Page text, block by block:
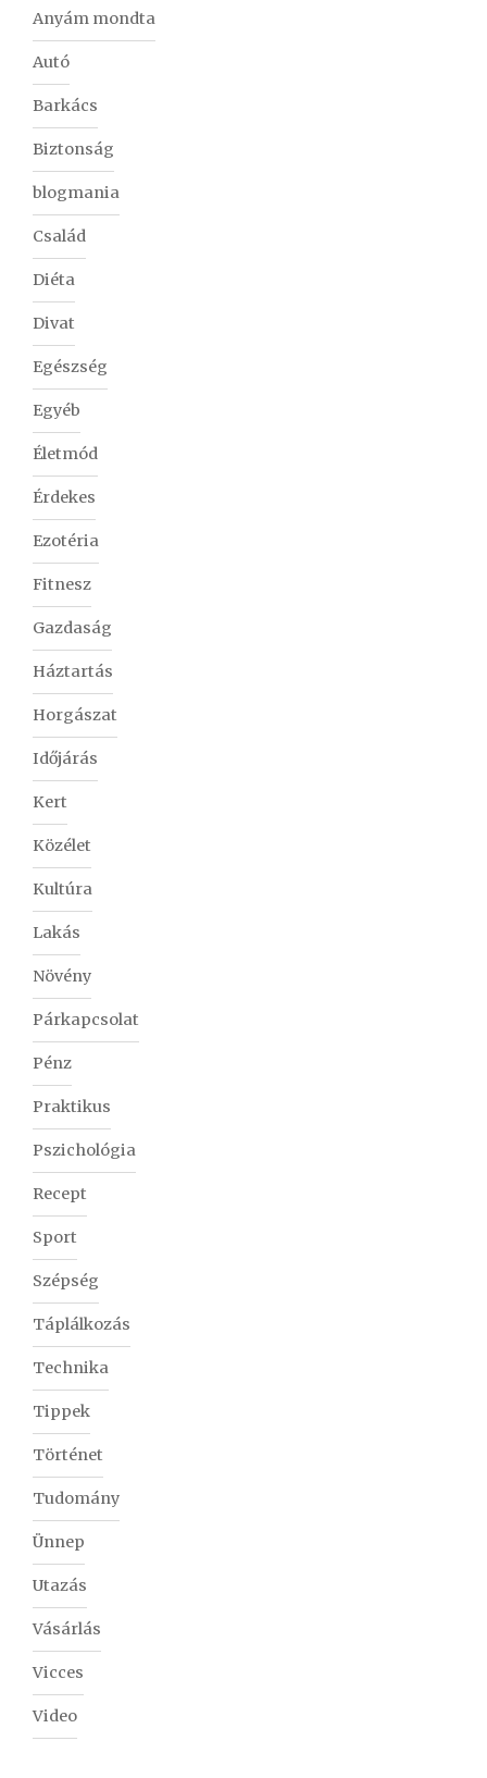
Anyám mondta
Autó
Barkács
Biztonság
blogmania
Család
Diéta
Divat
Egészség
Egyéb
Életmód
Érdekes
Ezotéria
Fitnesz
Gazdaság
Háztartás
Horgászat
Időjárás
Kert
Közélet
Kultúra
Lakás
Növény
Párkapcsolat
Pénz
Praktikus
Pszichológia
Recept
Sport
Szépség
Táplálkozás
Technika
Tippek
Történet
Tudomány
Ünnep
Utazás
Vásárlás
Vicces
Video